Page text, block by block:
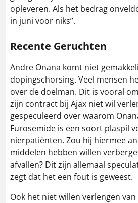
opleveren. Als het bedrag
in juni voor niks”.
Recente Geruchten
Andre Onana komt niet
dopingschorsing. Veel mensen
over de doelman. Dit is vooral
zijn contract bij Ajax niet wil
gespeculeerd over waarom
Furosemide is een soort plaspil
nierpatiënten. Zou hij hiermee
middelen hebben willen
afvallen? Dit zijn allemaal
zegt dat het een fout is geweest.
Ook het niet willen verlengen